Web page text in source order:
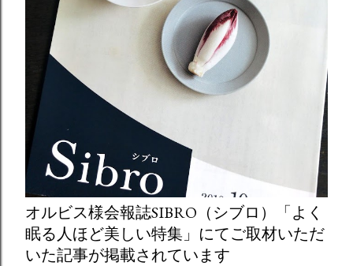
オルビス様会報誌SIBRO（シブロ）「よく
眠る人ほど美しい特集」にてご取材いただ
いた記事が掲載されています